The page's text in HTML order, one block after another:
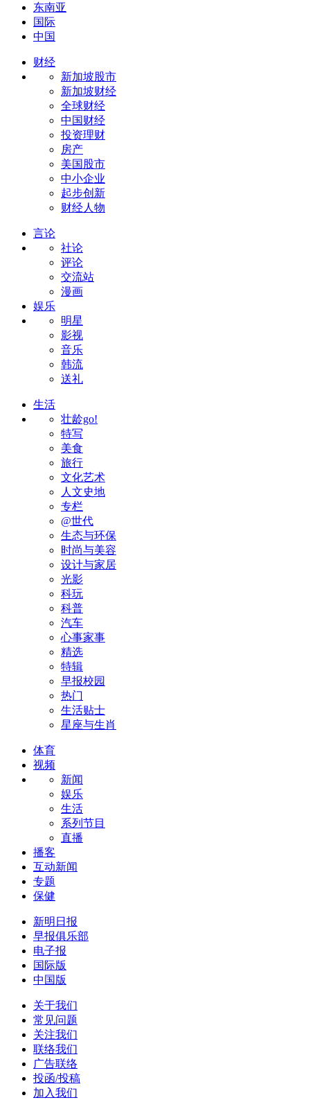
东南亚
国际
中国
财经
新加坡股市
新加坡财经
全球财经
中国财经
投资理财
房产
美国股市
中小企业
起步创新
财经人物
言论
社论
评论
交流站
漫画
娱乐
明星
影视
音乐
韩流
送礼
生活
壮龄go!
特写
美食
旅行
文化艺术
人文史地
专栏
@世代
生态与环保
时尚与美容
设计与家居
光影
科玩
科普
汽车
心事家事
精选
特辑
早报校园
热门
生活贴士
星座与生肖
体育
视频
新闻
娱乐
生活
系列节目
直播
播客
互动新闻
专题
保健
新明日报
早报俱乐部
电子报
国际版
中国版
关于我们
常见问题
关注我们
联络我们
广告联络
投函/投稿
加入我们